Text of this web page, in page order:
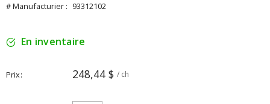
# Manufacturier : 93312102
En inventaire
Prix 248,44 $ / ch